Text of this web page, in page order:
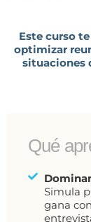
Este curso
optimizar
situaciones
Qué
Simula
gana